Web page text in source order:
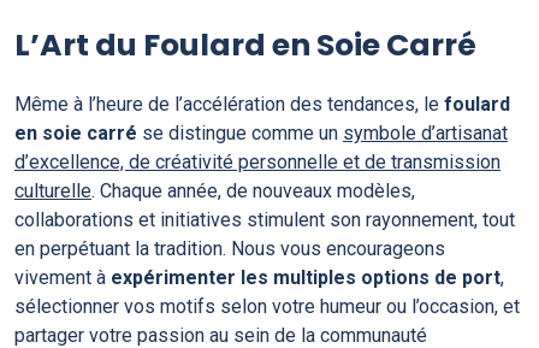
L’Art du Foulard en Soie Carré
Même à l’heure de l’accélération des tendances, le foulard
en soie carré se distingue comme un symbole d’artisanat
d’excellence, de créativité personnelle et de transmission
culturelle. Chaque année, de nouveaux modèles,
collaborations et initiatives stimulent son rayonnement, tout
en perpétuant la tradition. Nous vous encourageons
vivement à expérimenter les multiples options de port,
sélectionner vos motifs selon votre humeur ou l’occasion, et
partager votre passion au sein de la communauté